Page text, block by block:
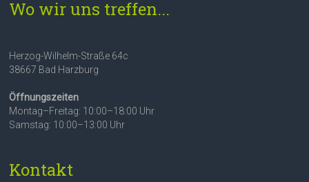
Wo wir uns treffen...
Herzog-Wilhelm-Straße 64c
38667 Bad Harzburg
Öffnungszeiten
Montag–Freitag: 10:00–18:00 Uhr
Samstag: 10:00–13:00 Uhr
Kontakt